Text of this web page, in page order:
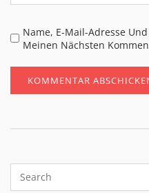
Name, E-Mail-Adresse
Meinen Nächsten